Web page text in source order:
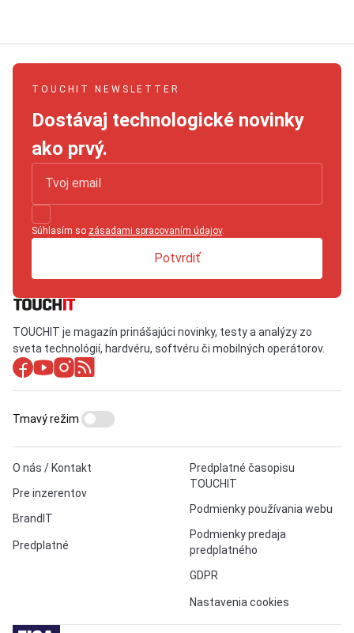
TOUCHIT NEWSLETTER
Dostávaj technologické novinky
ako prvý.
Súhlasím so zásadami spracovaním údajov.
Potvrdiť
TOUCHIT je magazín prinášajúci novinky, testy a analýzy zo
sveta technológií, hardvéru, softvéru či mobilných operátorov.
O nás / Kontakt
Pre inzerentov
BrandIT
Predplatné
Predplatné časopisu
TOUCHIT
Podmienky používania webu
Podmienky predaja
predplatného
GDPR
Nastavenia cookies
Tmavý režim